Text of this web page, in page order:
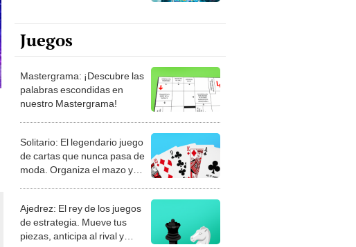
Juegos
Mastergrama: ¡Descubre las
palabras escondidas en
nuestro Mastergrama!
Solitario: El legendario juego
de cartas que nunca pasa de
moda. Organiza el mazo y
Ajedrez: El rey de los juegos
de estrategia. Mueve tus
piezas, anticipa al rival y